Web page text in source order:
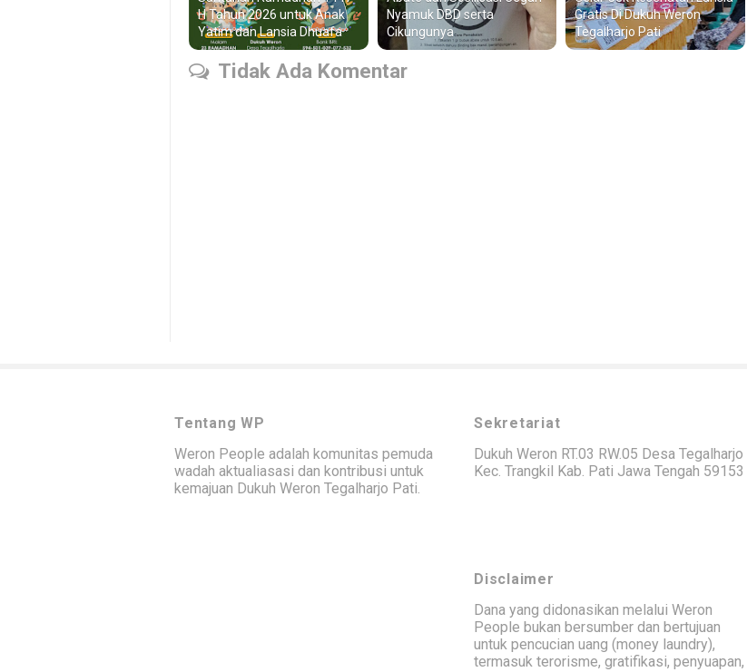
H Tahun 2026 untuk Anak
Yatim dan Lansia Dhuafa
Nyamuk DBD serta
Cikungunya
Gratis Di Dukuh Weron
Tegalharjo Pati
Tidak Ada Komentar
Tentang WP
Weron People adalah komunitas pemuda
wadah aktualiasasi dan kontribusi untuk
kemajuan Dukuh Weron Tegalharjo Pati.
Sekretariat
Dukuh Weron RT.03 RW.05 Desa Tegalharjo
Kec. Trangkil Kab. Pati Jawa Tengah 59153
Disclaimer
Dana yang didonasikan melalui Weron
People bukan bersumber dan bertujuan
untuk pencucian uang (money laundry),
termasuk terorisme, gratifikasi, penyuapan,